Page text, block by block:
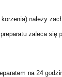
należy
zaleca
na 24